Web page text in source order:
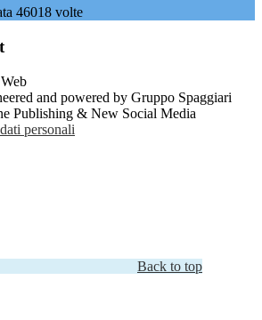
46018 volte
and powered by Gruppo Spaggiari
Publishing & New Social Media
personali
Back to top